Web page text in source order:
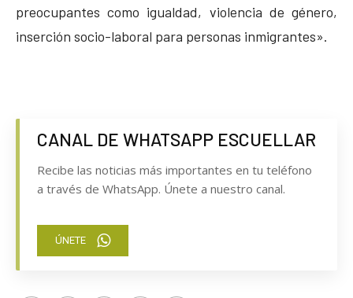
preocupantes como igualdad, violencia de género,
inserción socio-laboral para personas inmigrantes».
CANAL DE WHATSAPP ESCUELLAR
Recibe las noticias más importantes en tu teléfono
a través de WhatsApp. Únete a nuestro canal.
ÚNETE